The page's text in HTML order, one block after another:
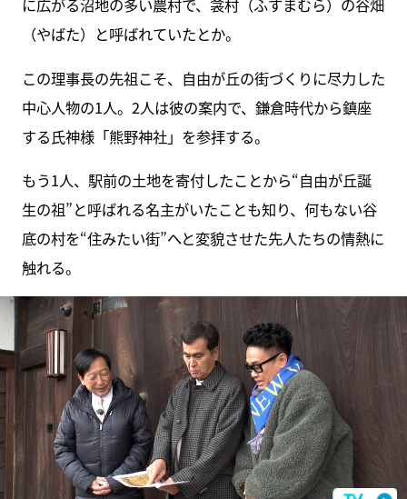
に広がる沼地の多い農村で、衾村（ふすまむら）の谷畑
（やばた）と呼ばれていたとか。
この理事長の先祖こそ、自由が丘の街づくりに尽力した
中心人物の1人。2人は彼の案内で、鎌倉時代から鎮座
する氏神様「熊野神社」を参拝する。
もう1人、駅前の土地を寄付したことから“自由が丘誕
生の祖”と呼ばれる名主がいたことも知り、何もない谷
底の村を“住みたい街”へと変貌させた先人たちの情熱に
触れる。